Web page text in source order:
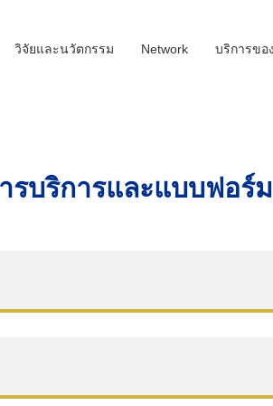
วิจัยและนวัตกรรม Network บริการขอ
รบริการและแบบฟอร์ม